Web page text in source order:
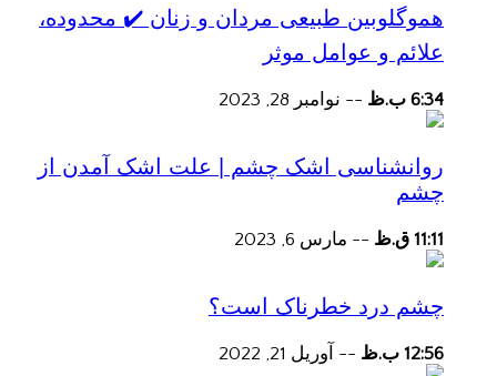
هموگلوبین طبیعی مردان و زنان ✔️ محدوده،
علائم و عوامل موثر
6:34 ب.ظ -- نوامبر 28, 2023
روانشناسی اشک چشم | علت اشک آمدن از
چشم
11:11 ق.ظ -- مارس 6, 2023
چشم درد خطرناک است؟
12:56 ب.ظ -- آوریل 21, 2022